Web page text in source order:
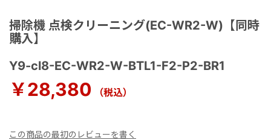
掃除機 点検クリーニング(EC-WR2-W)【同時
購入】
Y9-cl8-EC-WR2-W-BTL1-F2-P2-BR1
￥28,380 （税込）
この商品の最初のレビューを書く